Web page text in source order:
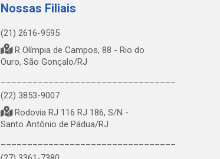
Nossas Filiais
(21) 2616-9595
R Olímpia de Campos, 88 - Rio do
Ouro, São Gonçalo/RJ
(22) 3853-9007
Rodovia RJ 116 RJ 186, S/N -
Santo Antônio de Pádua/RJ